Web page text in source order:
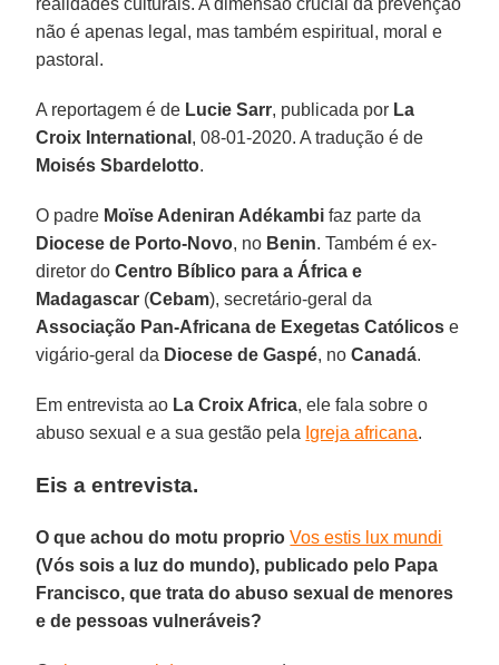
não é apenas legal, mas também espiritual, moral e
pastoral.
A reportagem é de Lucie Sarr, publicada por La
Croix International , 08-01-2020. A tradução é de
Moisés Sbardelotto.
O padre Moïse Adeniran Adékambi faz parte da
Diocese de Porto-Novo, no Benin. Também é ex-
diretor doCentro Bíblico para a África e
Madagascar (Cebam), secretário-geral da
Associação Pan-Africana de Exegetas Católicos e
vigário-geral da Diocese de Gaspé, noCanadá.
Em entrevista ao La Croix Africa, ele fala sobre o
abuso sexual e a sua gestão pela Igreja africana.
Eis a entrevista.
O que achou do motu proprioVos estis lux mundi
(Vós sois a luz do mundo), publicado pelo Papa
Francisco, que trata do abuso sexual de menores
e de pessoas vulneráveis?